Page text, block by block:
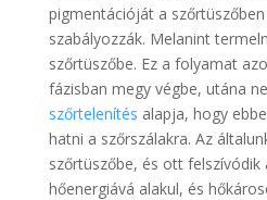
pigmentációját a
szabályozzák. Melanint
szőrtüszőbe. Ez a folyamat
fázisban megy végbe, utána
szőrtelenítés alapja, hogy
hatni a szőrszálakra. Az
szőrtüszőbe, és ott felszívódik
hőenergiává alakul, és